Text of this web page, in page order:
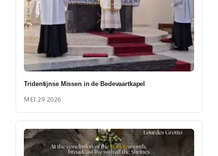
Tridentijnse Missen in de Bedevaartkapel
MEI 29 2026